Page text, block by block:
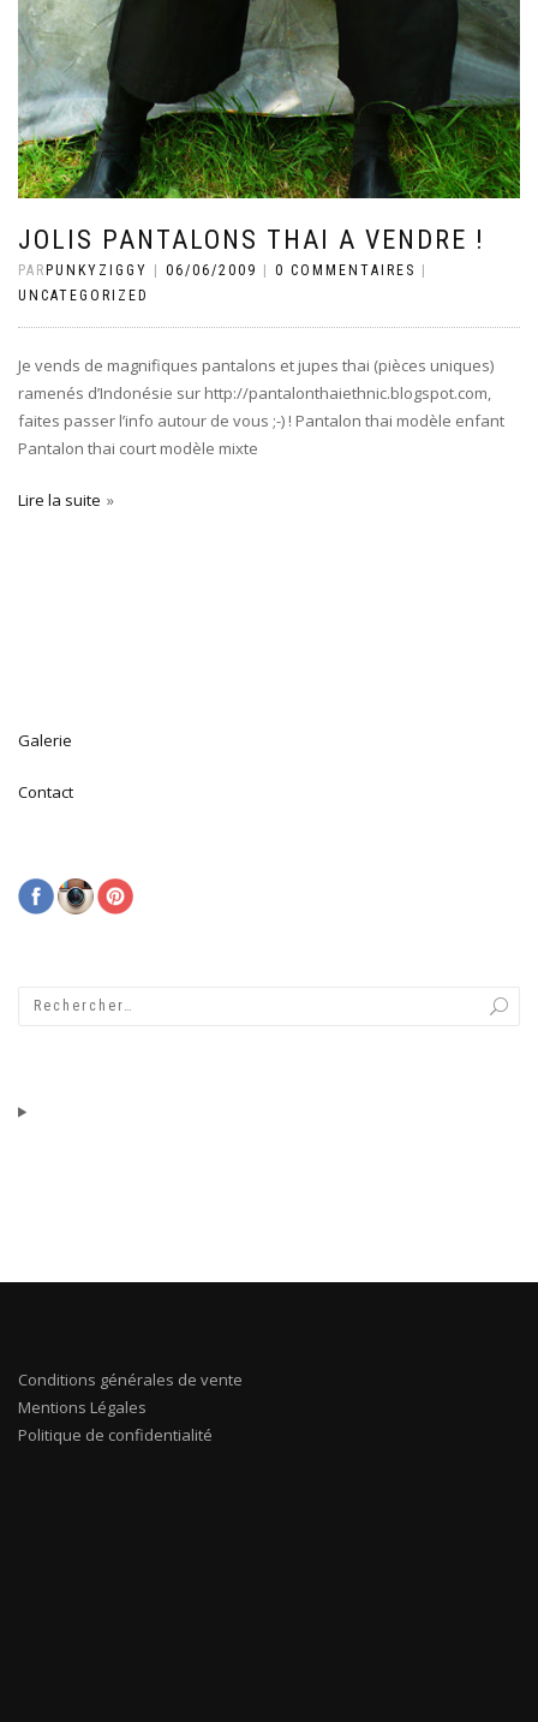
JOLIS PANTALONS THAI A VENDRE !
PARPUNKYZIGGY | 06/06/2009 | 0 COMMENTAIRES |
UNCATEGORIZED
Je vends de magnifiques pantalons et jupes thai (pièces uniques)
ramenés d’Indonésie sur http://pantalonthaiethnic.blogspot.com,
faites passer l’info autour de vous ;-) ! Pantalon thai modèle enfant
Pantalon thai court modèle mixte
Lire la suite
Galerie
Contact
Conditions générales de vente
Mentions Légales
Politique de confidentialité